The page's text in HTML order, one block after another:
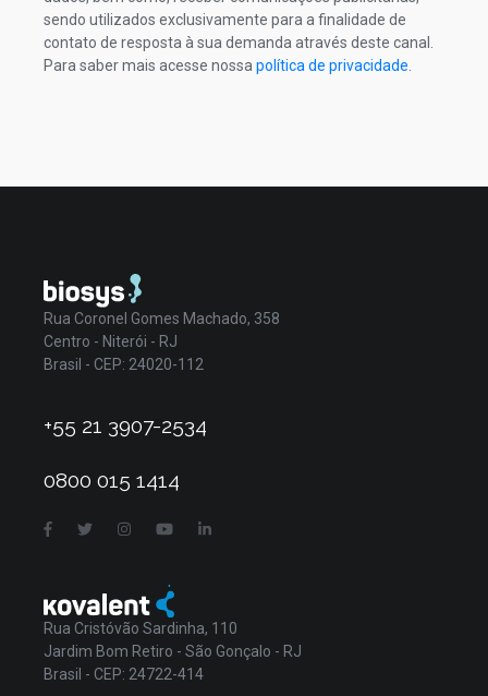
sendo utilizados exclusivamente para a finalidade de
contato de resposta à sua demanda através deste canal.
Para saber mais acesse nossa política de privacidade
Rua Coronel Gomes Machado, 358
Centro - Niterói - RJ
Brasil - CEP: 24020-112
+55 21 3907-2534
0800 015 1414
Rua Cristóvão Sardinha, 110
Jardim Bom Retiro - São Gonçalo - RJ
Brasil - CEP: 24722-414